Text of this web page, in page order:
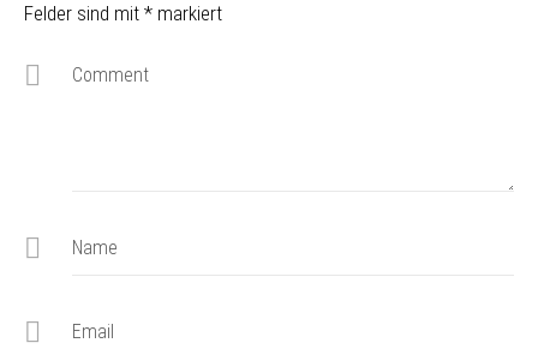
Felder sind mit * markiert
Comment
Name
Email